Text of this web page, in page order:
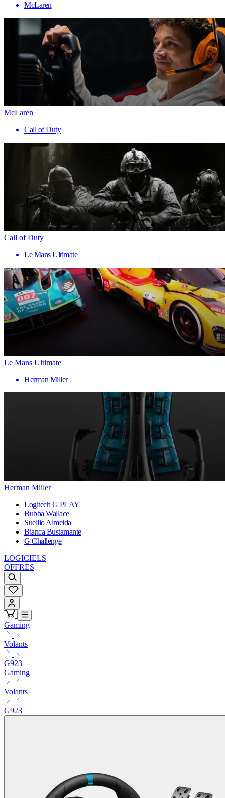
McLaren
McLaren
Call of Duty
Call of Duty
Le Mans Ultimate
Le Mans Ultimate
Herman Miller
Herman Miller
Logitech G PLAY
Bubba Wallace
Suellio Almeida
Bianca Bustamante
G Challenge
LOGICIELS
OFFRES
Gaming
Volants
G923
Gaming
Volants
G923